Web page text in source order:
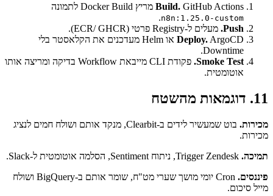
Build. GitHub Actions מריץ Docker Build לתמונה
n8n:1.25.0-custom
.
Push. מעלים ל-Registry פרטי (ECR/ GHCR).
Deploy.
ArgoCD או Helm מעדכנים את הקלאסטר בלי
Downtime.
Smoke Test.
פקודת CLI מייבאת Workflow בדיקה ומריצה אותו
אוטומטית.
11. דוגמאות מהשטח
מכירות.
בוט שמעשיר לידים ב-Clearbit, מנקד אותם ושולח חמים לנציג
מכירות.
תמיכה.
פיננסים.
Cron יומי מושך שערי מט"ח, שומר אותם ב-BigQuery ושולח
מייל סיכום.